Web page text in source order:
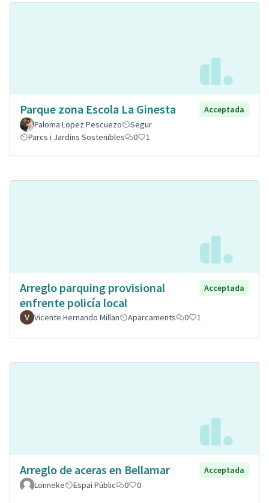
Parque zona Escola La Ginesta
Acceptada
Paloma Lopez Pescuezo
Segur
Parcs i Jardins Sostenibles
0 1
Arreglo parquing provisional
enfrente policía local
Acceptada
Vicente Hernando Millan Aparcaments 0 1
Arreglo de aceras en Bellamar
Acceptada
Lonneke
Espai Públic 0 0